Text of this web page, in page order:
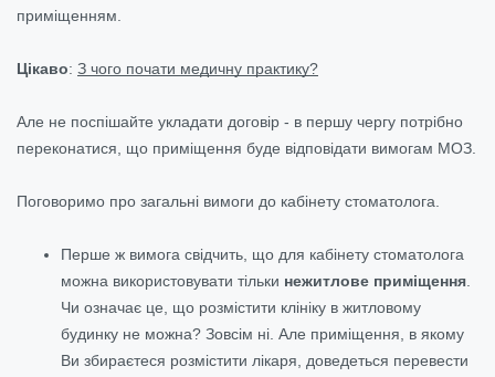
приміщенням.
Цікаво: З чого почати медичну практику?
Але не поспішайте укладати договір - в першу чергу потрібно
переконатися, що приміщення буде відповідати вимогам МОЗ.
Поговоримо про загальні вимоги до кабінету стоматолога.
Перше ж вимога свідчить, що для кабінету стоматолога
можна використовувати тільки нежитлове приміщення.
Чи означає це, що розмістити клініку в житловому
будинку не можна? Зовсім ні. Але приміщення, в якому
Ви збираєтеся розмістити лікаря, доведеться перевести